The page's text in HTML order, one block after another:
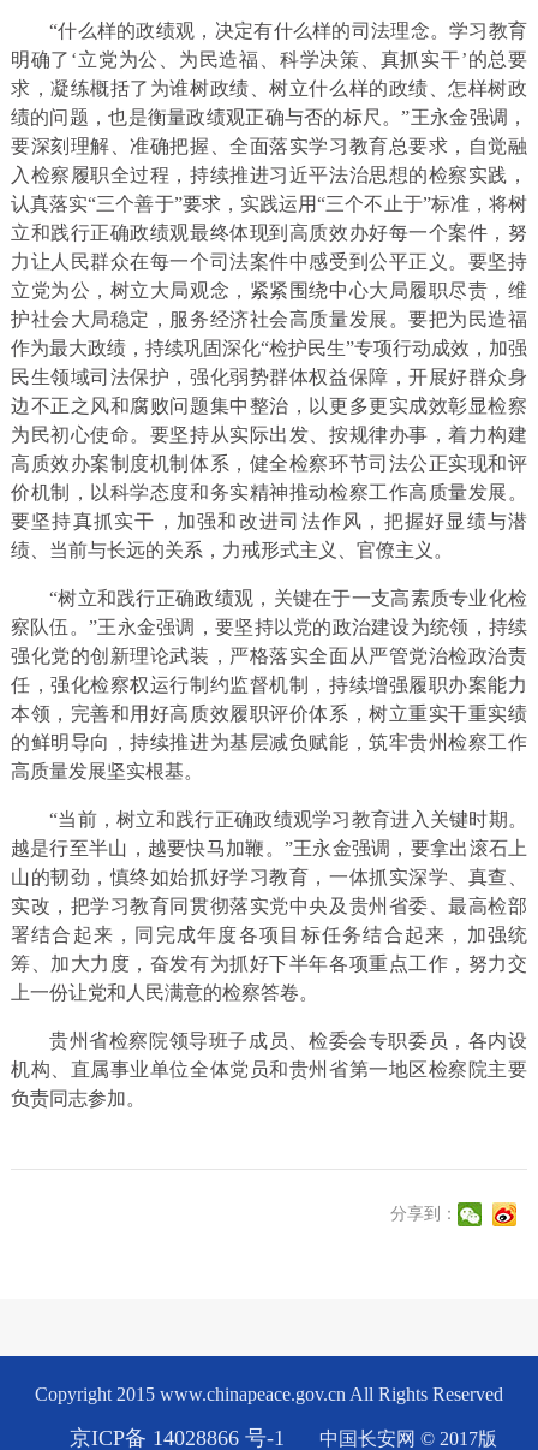
“什么样的政绩观，决定有什么样的司法理念。学习教育
明确了‘立党为公、为民造福、科学决策、真抓实干’的总要
求，凝练概括了为谁树政绩、树立什么样的政绩、怎样树政
绩的问题，也是衡量政绩观正确与否的标尺。”王永金强调，
要深刻理解、准确把握、全面落实学习教育总要求，自觉融
入检察履职全过程，持续推进习近平法治思想的检察实践，
认真落实“三个善于”要求，实践运用“三个不止于”标准，将树
立和践行正确政绩观最终体现到高质效办好每一个案件，努
力让人民群众在每一个司法案件中感受到公平正义。要坚持
立党为公，树立大局观念，紧紧围绕中心大局履职尽责，维
护社会大局稳定，服务经济社会高质量发展。要把为民造福
作为最大政绩，持续巩固深化“检护民生”专项行动成效，加强
民生领域司法保护，强化弱势群体权益保障，开展好群众身
边不正之风和腐败问题集中整治，以更多更实成效彰显检察
为民初心使命。要坚持从实际出发、按规律办事，着力构建
高质效办案制度机制体系，健全检察环节司法公正实现和评
价机制，以科学态度和务实精神推动检察工作高质量发展。
要坚持真抓实干，加强和改进司法作风，把握好显绩与潜
绩、当前与长远的关系，力戒形式主义、官僚主义。
“树立和践行正确政绩观，关键在于一支高素质专业化检
察队伍。”王永金强调，要坚持以党的政治建设为统领，持续
强化党的创新理论武装，严格落实全面从严管党治检政治责
任，强化检察权运行制约监督机制，持续增强履职办案能力
本领，完善和用好高质效履职评价体系，树立重实干重实绩
的鲜明导向，持续推进为基层减负赋能，筑牢贵州检察工作
高质量发展坚实根基。
“当前，树立和践行正确政绩观学习教育进入关键时期。
越是行至半山，越要快马加鞭。”王永金强调，要拿出滚石上
山的韧劲，慎终如始抓好学习教育，一体抓实深学、真查、
实改，把学习教育同贯彻落实党中央及贵州省委、最高检部
署结合起来，同完成年度各项目标任务结合起来，加强统
筹、加大力度，奋发有为抓好下半年各项重点工作，努力交
上一份让党和人民满意的检察答卷。
贵州省检察院领导班子成员、检委会专职委员，各内设
机构、直属事业单位全体党员和贵州省第一地区检察院主要
负责同志参加。
分享到：
Copyright 2015 www.chinapeace.gov.cn All Rights Reserved
京ICP备 14028866 号-1 中国长安网 © 2017版